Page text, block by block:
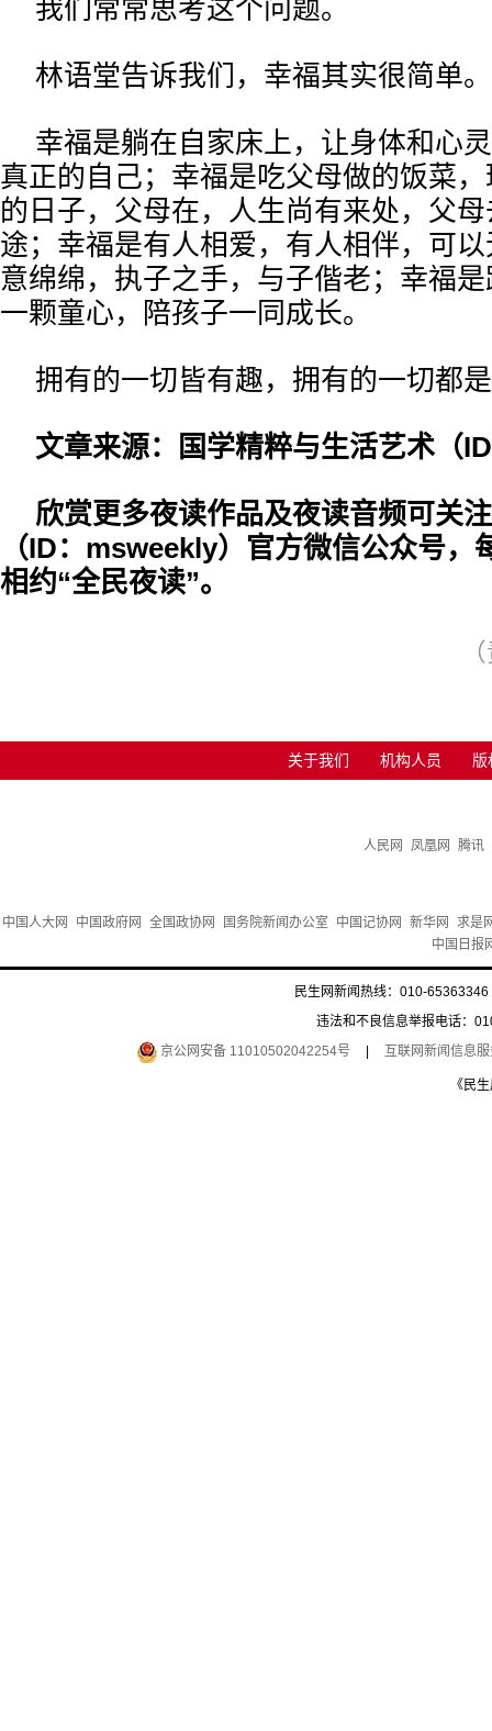
我们常常思考这个问题。
林语堂告诉我们，幸福其实很简单。
幸福是躺在自家床上，让身体和心
真正的自己；幸福是吃父母做的饭菜
的日子，父母在，人生尚有来处，父
途；幸福是有人相爱，有人相伴，可
意绵绵，执子之手，与子偕老；幸福
一颗童心，陪孩子一同成长。
拥有的一切皆有趣，拥有的一切都
文章来源：国学精粹与生活艺术（
欣赏更多夜读作品及夜读音频可关
（ID：msweekly）官方微信公众号，
相约“全民夜读”。
关于我们 机构人员 版
人民网 凤凰网 腾讯
中国人大网 中国政府网 全国政协网 国务院新闻办公室 中国记协网 新华网
求是
中国日报
民生网新闻热线：010-
违法和不良信息举报电话：
京公网安备 11010502042254号
互联网新闻信息
《民